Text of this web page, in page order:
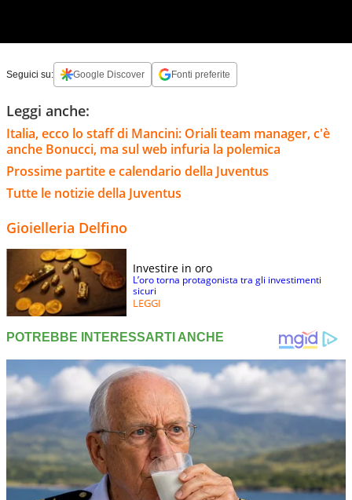
Seguici su: Google Discover Fonti preferite
Leggi anche:
Italia, ecco lo staff di Mancini: Oriali team manager, c'è
anche Bonucci, ma sul web infuria la polemica
Prossime partite e calendario della Juventus
Tutte le notizie della Juventus
Gioielleria Delfino
Investire in oro
L’oro torna protagonista tra gli investimenti
sicuri
LEGGI